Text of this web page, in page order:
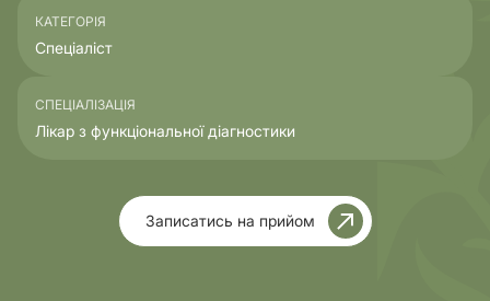
КАТЕГОРІЯ
Спеціаліст
СПЕЦІАЛІЗАЦІЯ
Лікар з функціональної діагностики
Записатись на прийом